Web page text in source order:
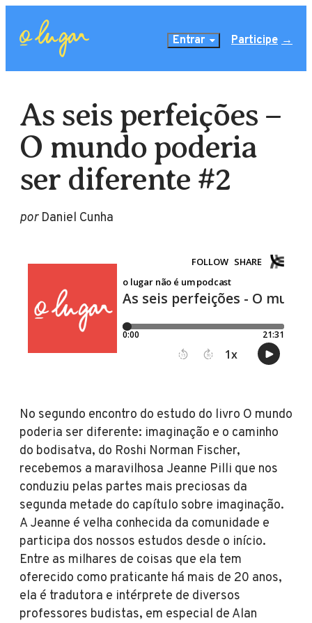
Entrar Participe
As seis perfeições –
O mundo poderia
ser diferente #2
porDaniel Cunha
No segundo encontro do estudo do livro O mundo
poderia ser diferente: imaginação e o caminho
do bodisatva, do Roshi Norman Fischer,
recebemos a maravilhosa Jeanne Pilli que nos
conduziu pelas partes mais preciosas da
segunda metade do capítulo sobre imaginação.
A Jeanne é velha conhecida da comunidade e
participa dos nossos estudos desde o início.
Entre as milhares de coisas que ela tem
oferecido como praticante há mais de 20 anos,
ela é tradutora e intérprete de diversos
professores budistas, em especial de Alan